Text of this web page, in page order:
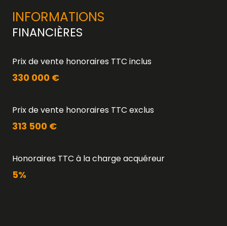
INFORMATIONS
FINANCIÈRES
Prix de vente honoraires TTC inclus
330 000 €
Prix de vente honoraires TTC exclus
313 500 €
Honoraires TTC à la charge acquéreur
5%